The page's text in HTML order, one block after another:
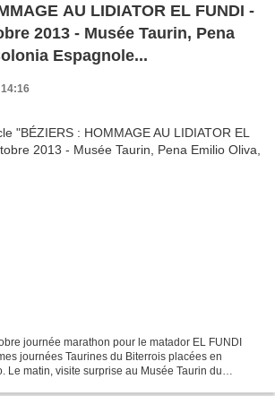
AU LIDIATOR EL FUNDI -
2013 - Musée Taurin, Pena
Espagnole...
journée marathon pour le matador EL FUNDI
journées Taurines du Biterrois placées en
Le matin, visite surprise au Musée Taurin du